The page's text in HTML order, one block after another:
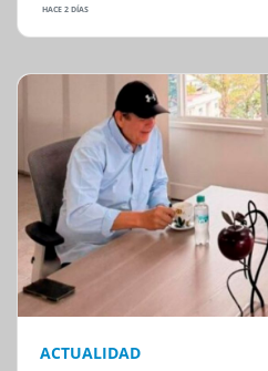
HACE 2 DÍAS
ACTUALIDAD